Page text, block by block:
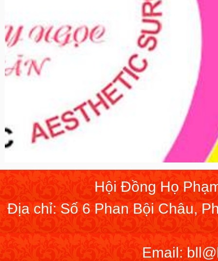
Hội Đồng Họ
Địa chỉ: Số 6 Phan Bội Châu,
Email: